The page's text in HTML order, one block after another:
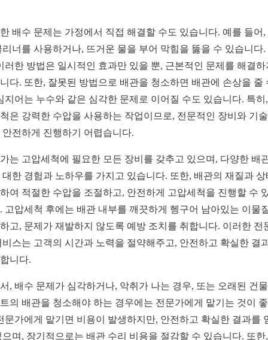
배수 문제는 가정에서 직접 해결할 수도 있습니다. 예를 들어,
리너를 사용하거나, 뜨거운 물을 부어 막힘을 뚫을 수 있습니다.
러한 방법은 일시적인 효과만 있을 뿐, 근본적인 문제를 해결하
다. 또한, 잘못된 방법으로 배관을 청소하면 배관에 손상을 줄
지어는 누수와 같은 심각한 문제로 이어질 수도 있습니다. 특히
은 강력한 수압을 사용하는 작업이므로, 전문적인 장비와 기
안전하게 진행하기 어렵습니다.
는 고압세척에 필요한 모든 장비를 갖추고 있으며, 다양한 배
대한 경험과 노하우를 가지고 있습니다. 또한, 배관의 재질과 상
여 적절한 수압을 조절하고, 안전하게 고압세척을 진행할 수
고압세척 후에는 배관 내부를 깨끗하게 헹구어 남아있는 이물
고, 문제가 재발하지 않도록 예방 조치를 취합니다. 이러한 전
비스는 고객의 시간과 노력을 절약해주고, 안전하고 확실한 결
니다.
, 배수 문제가 심각하거나, 악취가 나는 경우, 또는 오래된 건
의 배관을 청소해야 하는 경우에는 전문가에게 맡기는 것이
문가에게 맡기면 비용이 발생하지만, 안전하고 확실한 결과를
으며, 장기적으로는 배관 수리 비용을 절감할 수 있습니다. 또한